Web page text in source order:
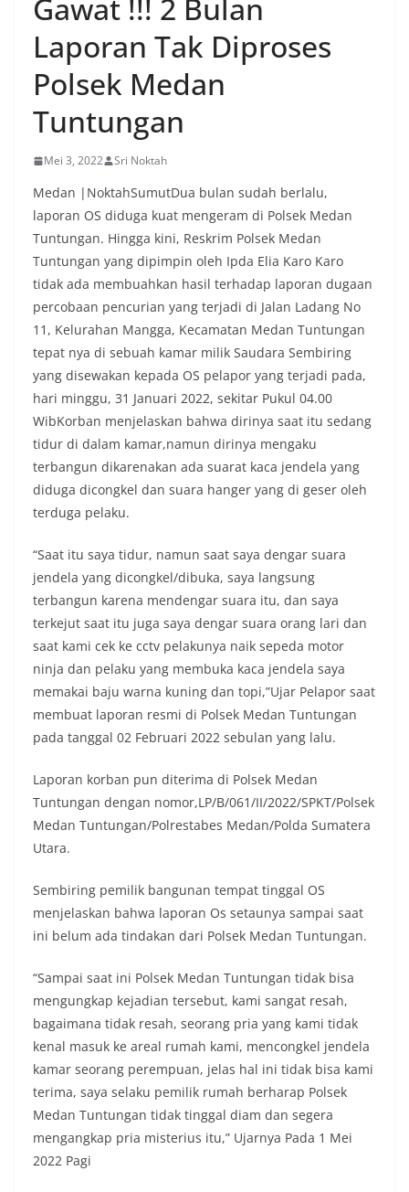
menyambut momentum HUT Kemerdekaan RI
dengan berbagai persiapan di lingkungan
masing-masing.‎Dalam dialog yang berlangsung
akrab, Bhabinkamtibmas menyapa warga,
menanyakan kondisi keamanan dan kenyamanan
komunikasi dua arah agar warga dapat
menyampaikan keluhan maupun informasi terkait
situasi kamtibmas di sekitar mereka.‎‎‎Salah satu
sambang ini adalah imbauan kepada warga untuk
memasang bendera Merah Putih secara penuh,
bukan setengah tiang, sebagai bentuk
penghormatan dan rasa cinta tanah air
menjelang perayaan HUT Kemerdekaan RI.
Petugas mengingatkan bahwa pemasangan
bendera dengan benar merupakan salah satu
wujud nyata partisipasi masyarakat dalam
memperingati hari bersejarah bangsa
Indonesia.‎‎”Kami mengimbau kepada seluruh
warga agar mulai mempersiapkan dan memasang
bendera Merah Putih di depan rumah masing-
masing secara penuh. Ini adalah bentuk
penghormatan kita bersama terhadap
perjuangan para pahlawan yang telah merebut
kemerdekaan,” ujar Aiptu Muliyadi Suraukur saat
berdialog dengan warga.‎‎Ia juga menambahkan
agar warga memperhatikan kondisi bendera yang
akan dikibarkan, memastikan bendera dalam
dikibarkan sebagai simbol kehormatan
negara.‎‎‎Selain menyampaikan imbauan terkait
bendera, kegiatan sambang DDS ini juga
dimanfaatkan sebagai sarana deteksi dini (early
warning) guna mengantisipasi potensi gangguan
keamanan dan ketertiban masyarakat
(Kamtibmas) di lingkungan tempat tinggal warga.
Melalui interaksi langsung tersebut,
Bhabinkamtibmas dapat menghimpun informasi
awal terkait situasi sosial, potensi kerawanan,
maupun hal-hal yang dapat mengganggu
perayaan HUT Kemerdekaan RI yang biasanya
diwarnai dengan berbagai kegiatan dan
keramaian warga.‎‎Dengan adanya deteksi dini ini,
diharapkan potensi gangguan keamanan dapat
dan kondusif hingga puncak perayaan HUT
Kemerdekaan RI berlangsung.‎‎Wujud Kedekatan
Polri dengan Masyarakat‎Kegiatan sambang Door
to Door System ini merupakan salah satu bentuk
mengedepankan kehadiran dan kedekatan
personel Kepolisian dengan masyarakat. Melalui
kegiatan semacam ini, Bhabinkamtibmas tidak
hanya berperan sebagai penyampai informasi
dan imbauan, tetapi juga sebagai mitra
masyarakat dalam menjaga keamanan lingkungan
secara bersama-sama.‎‎Kehadiran
Bhabinkamtibmas di tengah-tengah warga
diharapkan dapat semakin mempererat
hubungan kemitraan antara Polri dan
masyarakat, sekaligus membangun kesadaran
Gawat !!! 2 Bulan
Laporan Tak Diproses
Polsek Medan
Tuntungan
Mei 3, 2022 Sri Noktah
Medan |NoktahSumutDua bulan sudah berlalu,
laporan OS diduga kuat mengeram di Polsek Medan
Tuntungan. Hingga kini, Reskrim Polsek Medan
Tuntungan yang dipimpin oleh Ipda Elia Karo Karo
tidak ada membuahkan hasil terhadap laporan dugaan
percobaan pencurian yang terjadi di Jalan Ladang No
11, Kelurahan Mangga, Kecamatan Medan Tuntungan
tepat nya di sebuah kamar milik Saudara Sembiring
yang disewakan kepada OS pelapor yang terjadi pada,
hari minggu, 31 Januari 2022, sekitar Pukul 04.00
WibKorban menjelaskan bahwa dirinya saat itu sedang
tidur di dalam kamar,namun dirinya mengaku
terbangun dikarenakan ada suarat kaca jendela yang
diduga dicongkel dan suara hanger yang di geser oleh
terduga pelaku.
“Saat itu saya tidur, namun saat saya dengar suara
jendela yang dicongkel/dibuka, saya langsung
terbangun karena mendengar suara itu, dan saya
terkejut saat itu juga saya dengar suara orang lari dan
saat kami cek ke cctv pelakunya naik sepeda motor
ninja dan pelaku yang membuka kaca jendela saya
memakai baju warna kuning dan topi,”Ujar Pelapor saat
membuat laporan resmi di Polsek Medan Tuntungan
pada tanggal 02 Februari 2022 sebulan yang lalu.
Laporan korban pun diterima di Polsek Medan
Tuntungan dengan nomor,LP/B/061/II/2022/SPKT/Polsek
Medan Tuntungan/Polrestabes Medan/Polda Sumatera
Utara.
Sembiring pemilik bangunan tempat tinggal OS
menjelaskan bahwa laporan Os setaunya sampai saat
ini belum ada tindakan dari Polsek Medan Tuntungan.
“Sampai saat ini Polsek Medan Tuntungan tidak bisa
mengungkap kejadian tersebut, kami sangat resah,
bagaimana tidak resah, seorang pria yang kami tidak
kenal masuk ke areal rumah kami, mencongkel jendela
kamar seorang perempuan, jelas hal ini tidak bisa kami
terima, saya selaku pemilik rumah berharap Polsek
Medan Tuntungan tidak tinggal diam dan segera
mengangkap pria misterius itu,” Ujarnya Pada 1 Mei
2022 Pagi